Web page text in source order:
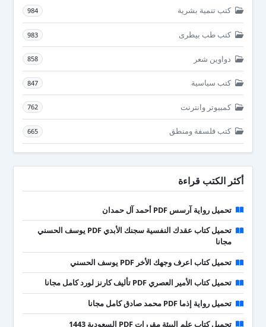
كتب تنمية بشرية 984
كتب طب بيطرى 983
دواوين شعر 858
كتب سياسية 847
كمبيوتر وانترنت 762
كتب فلسفة ومنطق 665
أكثر الكتب قراءة
تحميل رواية آرسس PDF أحمد آل حمدان
تحميل كتاب عقدك النفسية سجنك الأبدي PDF يوسف الحسني
مجانا
تحميل كتاب اعرف وجهك الأخر PDF يوسف الحسني
تحميل كتاب الأمير العصري PDF تأليف كارنز لورد كامل مجانا
تحميل رواية إذما PDF محمد صادق كامل مجانا
تحميل كتاب علم البيئة مقررات PDF السعودية 1443